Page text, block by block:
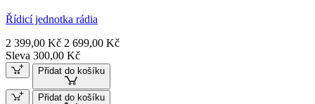
Řídicí jednotka rádia
2 399,00 Kč 2 699,00 Kč
Sleva 300,00 Kč
Přidat do košíku
Přidat do košíku